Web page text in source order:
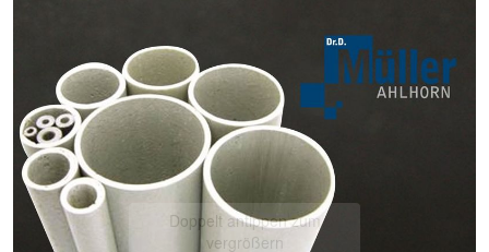
Doppelt antippen zum
vergrößern